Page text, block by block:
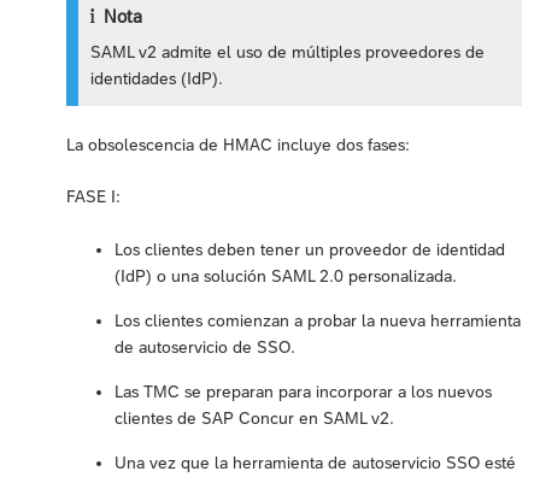
Nota
SAML v2 admite el uso de múltiples proveedores de
identidades (IdP).
La obsolescencia de HMAC incluye dos fases:
FASE I:
Los clientes deben tener un proveedor de identidad
(IdP) o una solución SAML 2.0 personalizada.
Los clientes comienzan a probar la nueva herramienta
de autoservicio de SSO.
Las TMC se preparan para incorporar a los nuevos
clientes de SAP Concur en SAML v2.
Una vez que la herramienta de autoservicio SSO esté